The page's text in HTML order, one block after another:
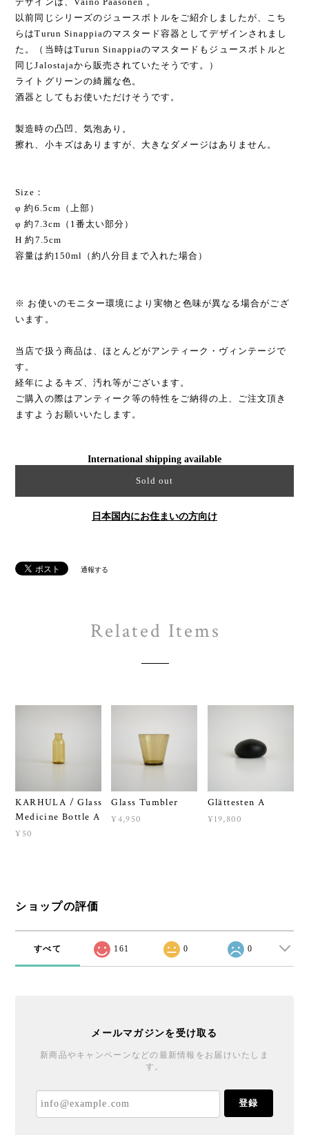
以前同じシリーズのジュースボトルをご紹介しましたが、こち
らはTurun Sinappiaのマスタード容器としてデザインされまし
た。（当時はTurun Sinappiaのマスタードもジュースボトルと
同じJalostajaから販売されていたそうです。）
ライトグリーンの綺麗な色。
酒器としてもお使いただけそうです。
製造時の凸凹、気泡あり。
擦れ、小キズはありますが、大きなダメージはありません。
Size：
φ 約6.5cm（上部）
φ 約7.3cm（1番太い部分）
H 約7.5cm
容量は約150ml（約八分目まで入れた場合）
※ お使いのモニター環境により実物と色味が異なる場合がござ
います。
当店で扱う商品は、ほとんどがアンティーク・ヴィンテージで
す。
経年によるキズ、汚れ等がございます。
ご購入の際はアンティーク等の特性をご納得の上、ご注文頂き
ますようお願いいたします。
International shipping available
Sold out
日本国内にお住まいの方向け
通報する
Related Items
KARHULA / Glass
Medicine Bottle A
¥50
Glass Tumbler
¥4,950
Glättesten A
¥19,800
ショップの評価
すべて 161 0 0
メールマガジンを受け取る
新商品やキャンペーンなどの最新情報をお届けいたしま
す。
登録